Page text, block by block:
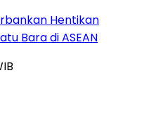
Hentikan
Bara di ASEAN